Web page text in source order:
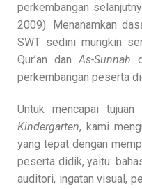
perkembangan
2009). Menanamkan
SWT sedini mungkin
Qur’an dan As-Sunnah
perkembangan peserta
Untuk mencapai
Kindergarten, kami
yang tepat dengan
peserta didik, yaitu:
auditori, ingatan visual,